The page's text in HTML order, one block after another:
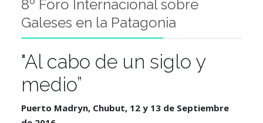
8º Foro Internacional sobre
Galeses en la Patagonia
"Al cabo de un siglo y
medio”
Puerto Madryn, Chubut, 12 y 13 de Septiembre